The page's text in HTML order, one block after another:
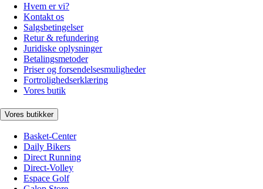
Hvem er vi?
Kontakt os
Salgsbetingelser
Retur & refundering
Juridiske oplysninger
Betalingsmetoder
Priser og forsendelsesmuligheder
Fortrolighedserklæring
Vores butik
Vores butikker
Basket-Center
Daily Bikers
Direct Running
Direct-Volley
Espace Golf